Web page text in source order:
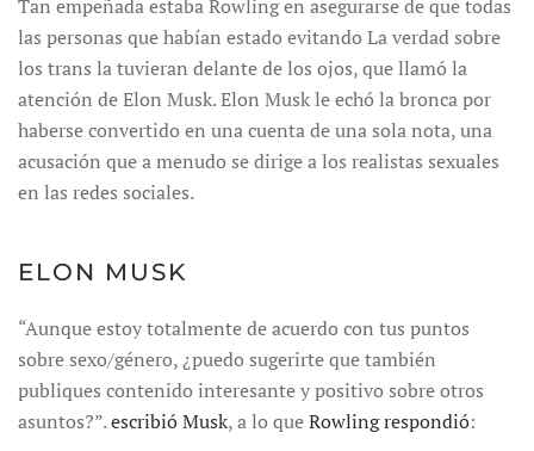
Tan empeñada estaba Rowling en asegurarse de que todas
las personas que habían estado evitando La verdad sobre
los trans la tuvieran delante de los ojos, que llamó la
atención de Elon Musk. Elon Musk le echó la bronca por
haberse convertido en una cuenta de una sola nota, una
acusación que a menudo se dirige a los realistas sexuales
en las redes sociales.
ELON MUSK
“Aunque estoy totalmente de acuerdo con tus puntos
sobre sexo/género, ¿puedo sugerirte que también
publiques contenido interesante y positivo sobre otros
asuntos?”.escribió Musk, a lo queRowling respondió: